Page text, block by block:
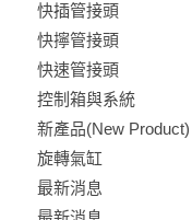
快插管接頭
快擰管接頭
快速管接頭
控制箱與系統
新產品(New Product)
旋轉氣缸
最新消息